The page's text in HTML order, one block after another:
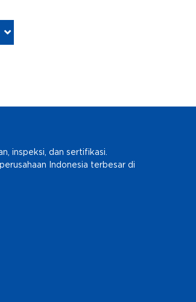
inspeksi, dan sertifikasi.
Indonesia terbesar di